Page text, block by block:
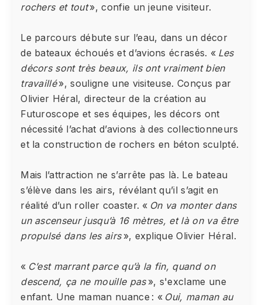
rochers et tout», confie un jeune visiteur.
Le parcours débute sur l’eau, dans un décor
de bateaux échoués et d’avions écrasés. « Les
décors sont très beaux, ils ont vraiment bien
travaillé», souligne une visiteuse. Conçus par
Olivier Héral, directeur de la création au
Futuroscope et ses équipes, les décors ont
nécessité l’achat d’avions à des collectionneurs
et la construction de rochers en béton sculpté.
Mais l’attraction ne s’arrête pas là. Le bateau
s’élève dans les airs, révélant qu’il s’agit en
réalité d’un roller coaster. « On va monter dans
un ascenseur jusqu’à 16 mètres, et là on va être
propulsé dans les airs», explique Olivier Héral.
« C’est marrant parce qu’à la fin, quand on
descend, ça ne mouille pas», s'exclame une
enfant. Une maman nuance : « Oui, maman au